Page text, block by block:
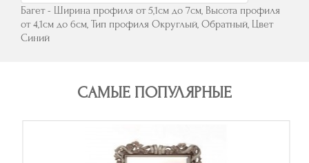
Багет - Ширина профиля от 5,1см до 7см, Высота профиля
от 4,1см до 6см, Тип профиля Округлый, Обратный, Цвет
Синий
САМЫЕ ПОПУЛЯРНЫЕ